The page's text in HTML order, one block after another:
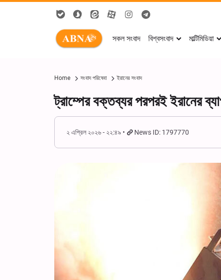
সকল সংবাদ বিশ্বসংবাদ মাল্টিমিডিয়া
Home সংবাদ পরিষেবা ইরানের সংবাদ
ট্রাম্পের বক্তব্যর পরপরই ইরানের
২ এপ্রিল ২০২৬ - ২২:৪৯ News ID: 1797770